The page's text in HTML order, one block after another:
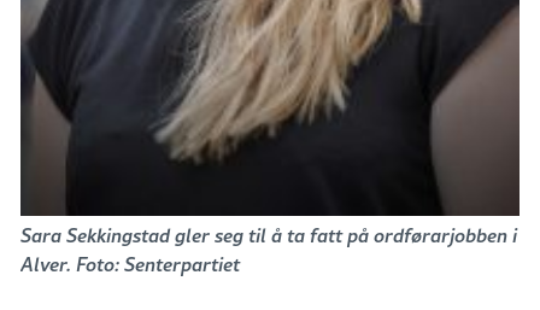
Sara Sekkingstad gler seg til å ta fatt på ordførarjobben i
Alver. Foto: Senterpartiet